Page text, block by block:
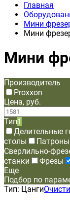
Главная
Мини
Мини
Мини
Производитель
Proxxon
Цена, руб.
Тип1
Делительные
столы
Патроны
Сверлильно-
станки
Фрезы
Еще
Подбор по
Тип: Цанги